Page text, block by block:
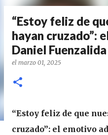
“Estoy feliz de
hayan cruzado”:
Daniel
el marzo 01, 2025
“Estoy feliz de que
cruzado”: el emotivo